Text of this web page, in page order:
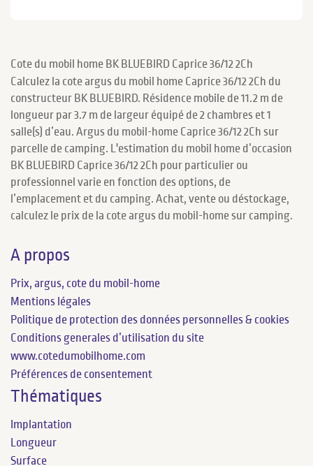
Cote du mobil home BK BLUEBIRD Caprice 36/12 2Ch
Calculez la cote argus du mobil home Caprice 36/12 2Ch du
constructeur BK BLUEBIRD. Résidence mobile de 11.2 m de
longueur par 3.7 m de largeur équipé de 2 chambres et 1
salle(s) d’eau. Argus du mobil-home Caprice 36/12 2Ch sur
parcelle de camping. L'estimation du mobil home d’occasion
BK BLUEBIRD Caprice 36/12 2Ch pour particulier ou
professionnel varie en fonction des options, de
l’emplacement et du camping. Achat, vente ou déstockage,
calculez le prix de la cote argus du mobil-home sur camping.
A propos
Prix, argus, cote du mobil-home
Mentions légales
Politique de protection des données personnelles & cookies
Conditions generales d’utilisation du site
www.cotedumobilhome.com
Préférences de consentement
Thématiques
Implantation
Longueur
Surface